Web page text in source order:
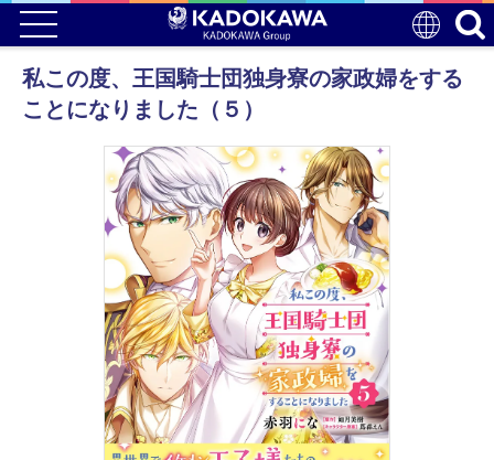
私この度、王国騎士団独身寮の家政婦をする
ことになりました（５）